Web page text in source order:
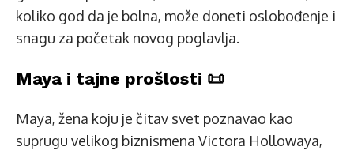
koliko god da je bolna, može doneti oslobođenje i
snagu za početak novog poglavlja.
Maya i tajne prošlosti 📜
Maya, žena koju je čitav svet poznavao kao
suprugu velikog biznismena Victora Hollowaya,